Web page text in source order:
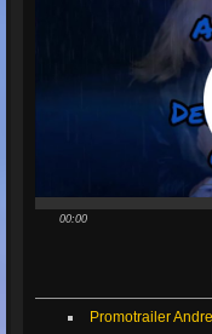
00:00
Promotrailer